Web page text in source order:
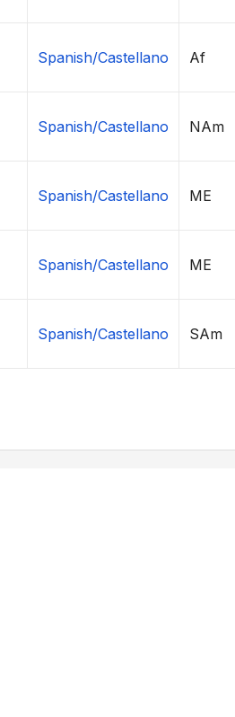
Spanish/Castellano Af
Spanish/Castellano NAm
Spanish/Castellano ME
Spanish/Castellano ME
Spanish/Castellano SAm